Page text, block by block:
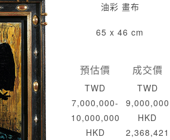
油彩 畫布
65 x 46 cm
預估價
TWD
7,000,000-
10,000,000
HKD
成交價
TWD
9,000,000
HKD
2,368,421